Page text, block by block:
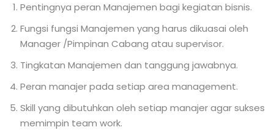
Pentingnya peran Manajemen bagi kegiatan bisnis.
Fungsi fungsi Manajemen yang harus dikuasai oleh
Manager /Pimpinan Cabang atau supervisor.
Tingkatan Manajemen dan tanggung jawabnya.
Peran manajer pada setiap area management.
Skill yang dibutuhkan oleh setiap manajer agar sukses
memimpin team work.